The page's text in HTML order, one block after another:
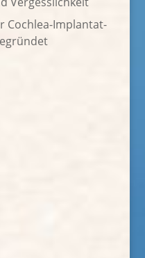
Cochlea-Implantat-